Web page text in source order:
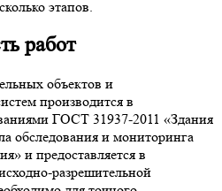
этапов.
работ
объектов и
производится в
ГОСТ 31937-2011 «Здания
обследования и мониторинга
и предоставляется в
разрешительной